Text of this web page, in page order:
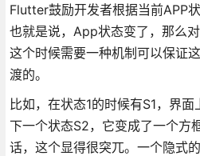
Flutter鼓励开发者根据当前APP
也就是说，App状态变了，那么
这个时候需要一种机制可以保证
渡的。
比如，在状态1的时候有S1，界
下一个状态S2，它变成了一个方
话，这个显得很突兀。一个隐式